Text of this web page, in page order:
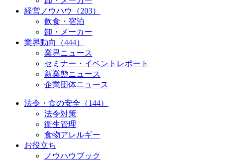
経営ノウハウ（203）
飲食・宿泊
卸・メーカー
業界動向（444）
業界ニュース
セミナー・イベントレポート
新業態ニュース
企業団体ニュース
法令・食の安全（144）
法令対策
衛生管理
食物アレルギー
お役立ち
ノウハウブック